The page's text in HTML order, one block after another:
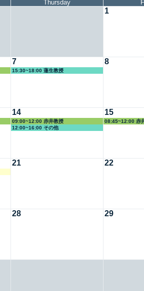
Thursday
1
7
15:30~18:00 蓮生教授
8
14
09:00~12:00 赤井教授
12:00~16:00 その他
15
08:45~12:00 赤
21 22
28 29